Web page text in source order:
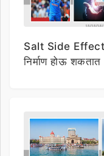
Salt Side
निर्माण होऊ शकतात